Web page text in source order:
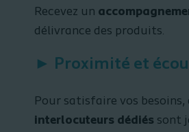
Recevez un
délivrance des produits.
► Proximité et
Pour satisfaire vos besoins,
interlocuteurs dédiés sont